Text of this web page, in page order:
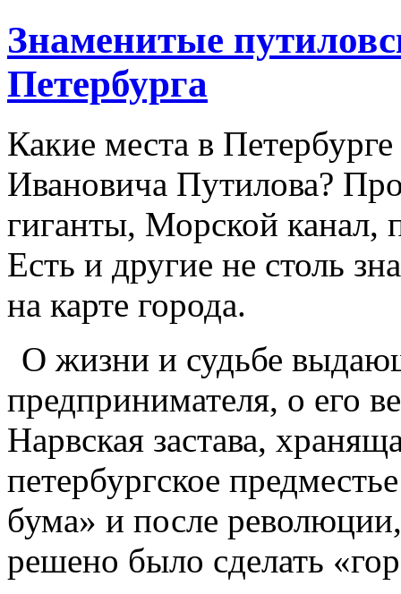
Знаменитые
Петербурга
Какие места в
Ивановича Путилова?
гиганты, Морской
Есть и другие не столь
на карте города.
О жизни и судьбе
предпринимателя, о его
Нарвская застава,
петербургское
бума» и после
решено было сделать